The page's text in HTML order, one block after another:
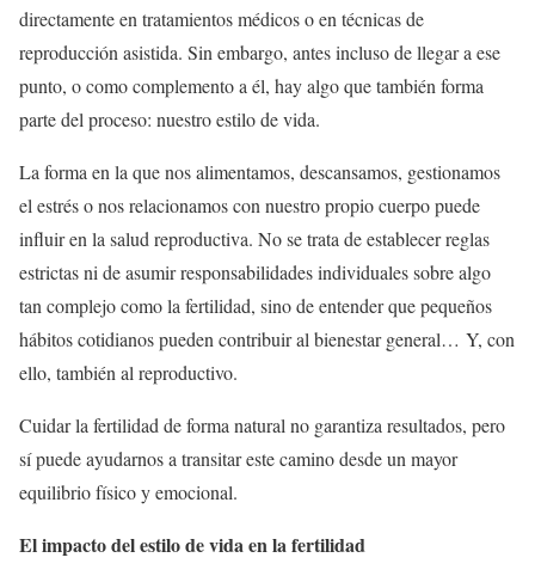
directamente en tratamientos médicos o en técnicas de
reproducción asistida. Sin embargo, antes incluso de llegar a ese
punto, o como complemento a él, hay algo que también forma
parte del proceso: nuestro estilo de vida.
La forma en la que nos alimentamos, descansamos, gestionamos
el estrés o nos relacionamos con nuestro propio cuerpo puede
influir en la salud reproductiva. No se trata de establecer reglas
estrictas ni de asumir responsabilidades individuales sobre algo
tan complejo como la fertilidad, sino de entender que pequeños
hábitos cotidianos pueden contribuir al bienestar general… Y, con
ello, también al reproductivo.
Cuidar la fertilidad de forma natural no garantiza resultados, pero
sí puede ayudarnos a transitar este camino desde un mayor
equilibrio físico y emocional.
El impacto del estilo de vida en la fertilidad